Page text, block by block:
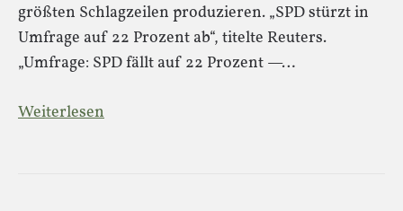
größten Schlagzeilen produzieren. „SPD stürzt in
Umfrage auf 22 Prozent ab“, titelte Reuters.
„Umfrage: SPD fällt auf 22 Prozent —…
Weiterlesen